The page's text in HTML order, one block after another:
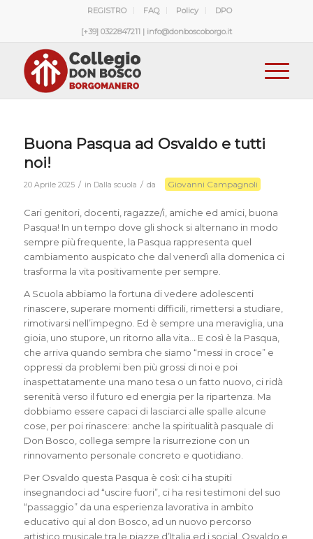
REGISTRO FAQ Policy DPO
[+39] 0322847211 | info@donboscoborgo.it
Buona Pasqua ad Osvaldo e tutti
noi!
20 Aprile 2025 / in Dalla scuola / da Giovanni Campagnoli
Cari genitori, docenti, ragazze/i, amiche ed amici, buona
Pasqua! In un tempo dove gli shock si alternano in modo
sempre più frequente, la Pasqua rappresenta quel
cambiamento auspicato che dal venerdì alla domenica ci
trasforma la vita positivamente per sempre.
A Scuola abbiamo la fortuna di vedere adolescenti
rinascere, superare momenti difficili, rimettersi a studiare,
rimotivarsi nell’impegno. Ed è sempre una meraviglia, una
gioia, uno stupore, un ritorno alla vita… E così è la Pasqua,
che arriva quando sembra che siamo “messi in croce” e
oppressi da problemi ben più grossi di noi e poi
inaspettatamente una mano tesa o un fatto nuovo, ci ridà
serenità verso il futuro ed energia per la ripartenza. Ma
dobbiamo essere capaci di lasciarci alle spalle alcune
cose, per poi rinascere: anche la spiritualità pasquale di
Don Bosco, collega sempre la risurrezione con un
rinnovamento personale concreto e quotidiano.
Per Osvaldo questa Pasqua è così: ci ha stupiti
insegnandoci ad “uscire fuori”, ci ha resi testimoni del suo
“passaggio” da una esperienza lavorativa in ambito
educativo qui al don Bosco, ad un nuovo percorso
artistico musicale tra le piazze d’Italia ed i social. Osvaldo e